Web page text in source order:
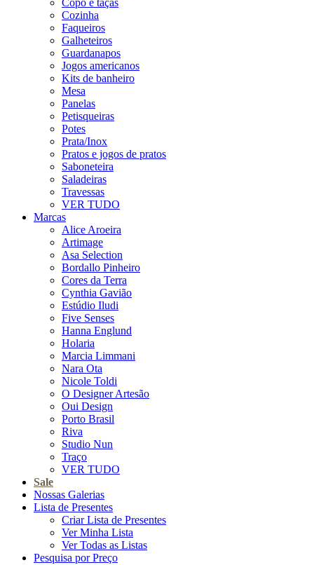
Copo e taças
Cozinha
Faqueiros
Galheteiros
Guardanapos
Jogos americanos
Kits de banheiro
Mesa
Panelas
Petisqueiras
Potes
Prata/Inox
Pratos e jogos de pratos
Saboneteira
Saladeiras
Travessas
VER TUDO
Marcas
Alice Aroeira
Artimage
Asa Selection
Bordallo Pinheiro
Cores da Terra
Cynthia Gavião
Estúdio Iludi
Five Senses
Hanna Englund
Holaria
Marcia Limmani
Nara Ota
Nicole Toldi
O Designer Artesão
Oui Design
Porto Brasil
Riva
Studio Nun
Traço
VER TUDO
Sale
Nossas Galerias
Lista de Presentes
Criar Lista de Presentes
Ver Minha Lista
Ver Todas as Listas
Pesquisa por Preço